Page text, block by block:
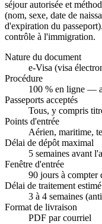
séjour autorisée et
(nom, sexe, date de
d'expiration du
contrôle à l'immigration.
Nature du document
e-Visa (visa
Procédure
100 % en ligne —
Passeports acceptés
Tous, y compris
Points d'entrée
Aérien, maritime,
Délai de dépôt maximal
5 semaines avant
Fenêtre d'entrée
90 jours à compter
Délai de traitement estimé
3 à 4 semaines
Format de livraison
PDF par courriel